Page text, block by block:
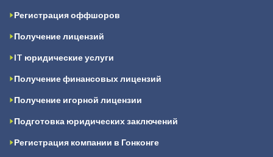
Регистрация оффшоров
Получение лицензий
IT юридические услуги
Получение финансовых лицензий
Получение игорной лицензии
Подготовка юридических заключений
Регистрация компании в Гонконге